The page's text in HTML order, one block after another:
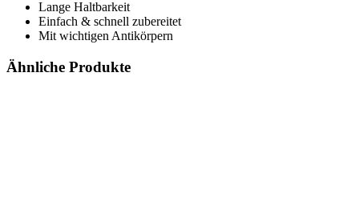
Lange Haltbarkeit
Einfach & schnell zubereitet
Mit wichtigen Antikörpern
Ähnliche Produkte